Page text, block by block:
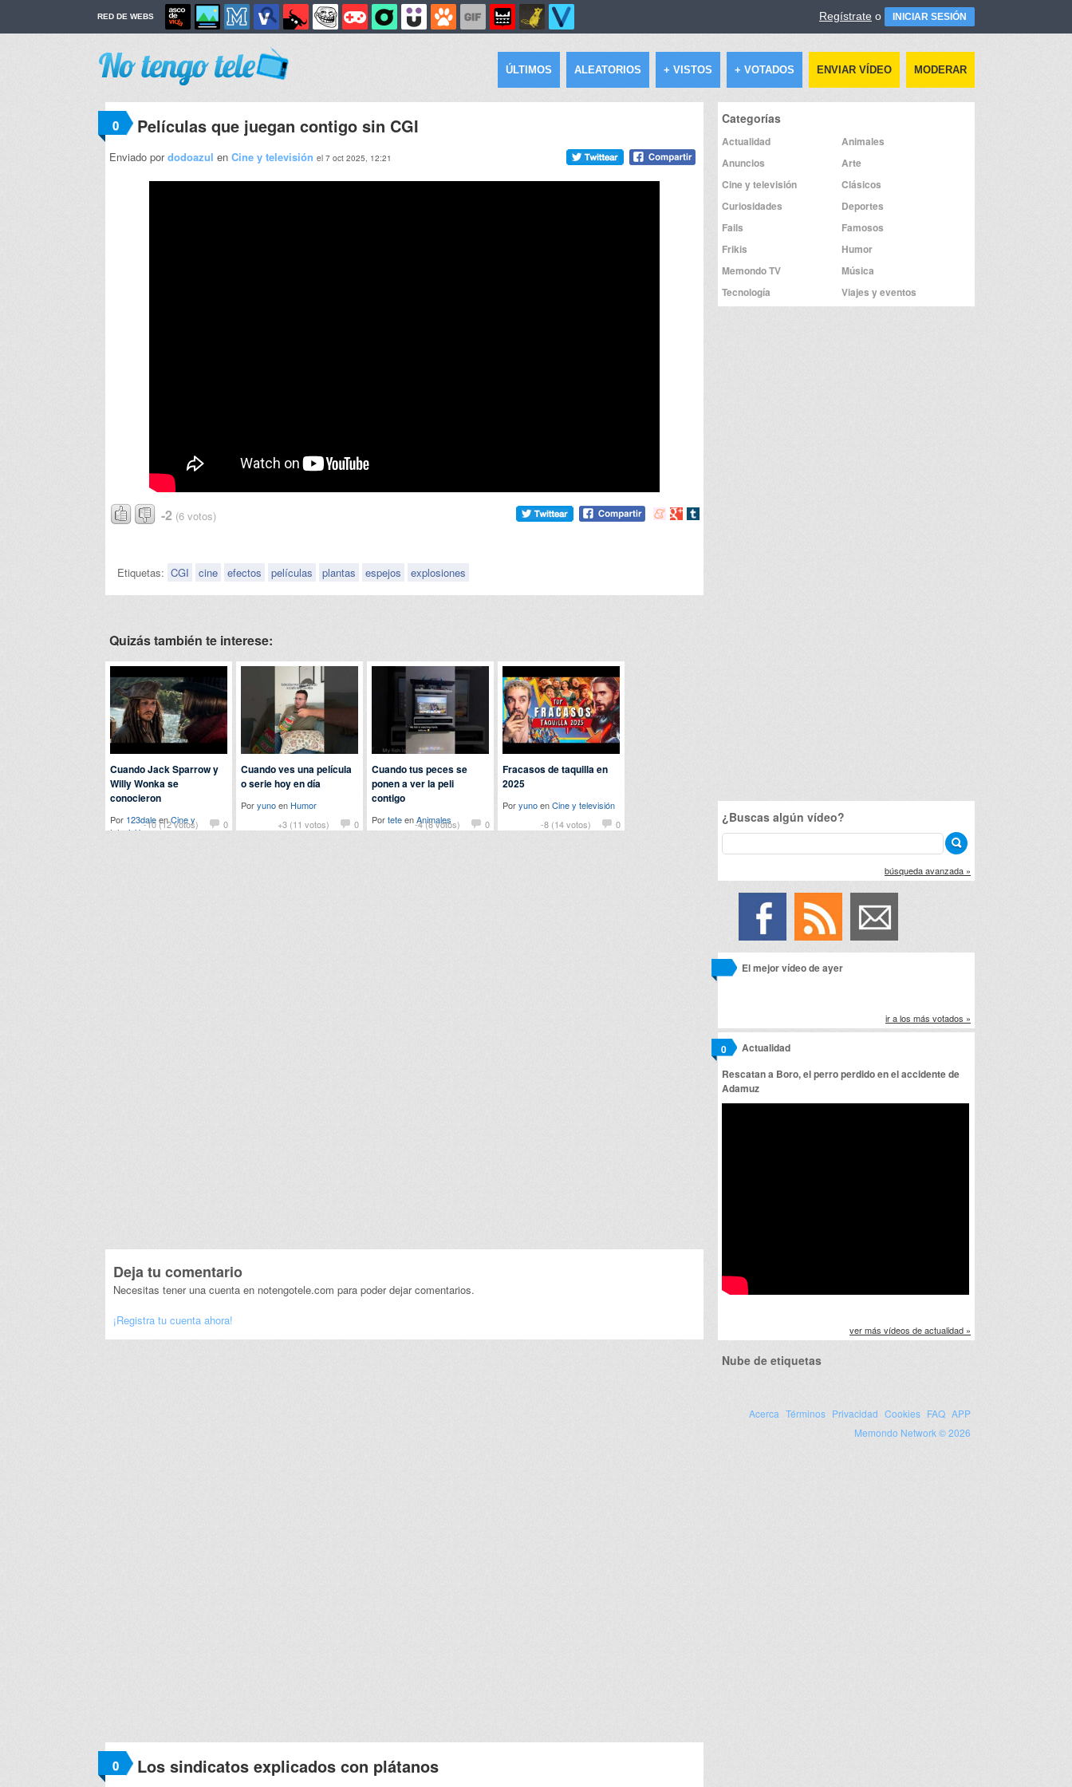
RED DE WEBS Regístrate o INICIAR SESIÓN
ÚLTIMOS ALEATORIOS + VISTOS + VOTADOS ENVIAR VÍDEO MODERAR
0 Películas que juegan contigo sin CGI
Enviado pordodoazul en Cine y televisión el 7 oct 2025, 12:21
-2 (6 votos)
Compartir
Compartir
Compartir
Etiquetas: CGI cine efectos películas plantas espejos explosiones
Quizás también te interese:
-10 (12 votos) 0
Cuando Jack Sparrow y
Willy Wonka se
conocieron
Por 123daleenCine y
televisión
+3 (11 votos) 0
Cuando ves una película
o serie hoy en día
Poryunoen Humor
-4 (8 votos)
0
Cuando tus peces se
ponen a ver la peli
contigo
PorteteenAnimales -8 (14 votos) 0
Fracasos de taquilla en
2025
PoryunoenCine y televisión
Deja tu comentario
Necesitas tener una cuenta en notengotele.com para poder dejar comentarios.
¡Registra tu cuenta ahora!
0 Los sindicatos explicados con plátanos
Categorías
Actualidad
Animales
Anuncios
Arte
Cine y televisión
Clásicos
Curiosidades
Deportes
Fails
Famosos
Frikis
Humor
Memondo TV
Música
Tecnología
Viajes y eventos
¿Buscas algún vídeo?
búsqueda avanzada »
El mejor vídeo de ayer
ir a los más votados »
Actualidad
0
Rescatan a Boro, el perro perdido en el accidente de
Adamuz
ver más vídeos de actualidad »
Nube de etiquetas
Acerca Términos Privacidad Cookies FAQ APP
Memondo Network © 2026